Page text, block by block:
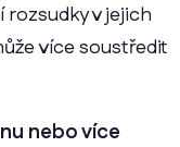
v jejich
více soustředit
nebo více